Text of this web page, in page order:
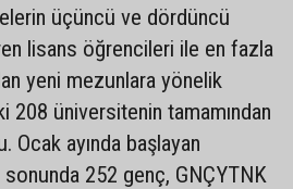
üçüncü ve dördüncü
lisans öğrencileri ile en fazla
yeni mezunlara yönelik
208 üniversitenin tamamından
Ocak ayında başlayan
252 genç, GNÇYTNK